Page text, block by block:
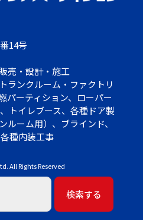
14号
売・設計・施工
ランクルーム・ファクトリ
パーティション、ローパー
トイレブース、各種ドア製
ルーム用）、ブラインド、
種内装工事
All Rights Reserved